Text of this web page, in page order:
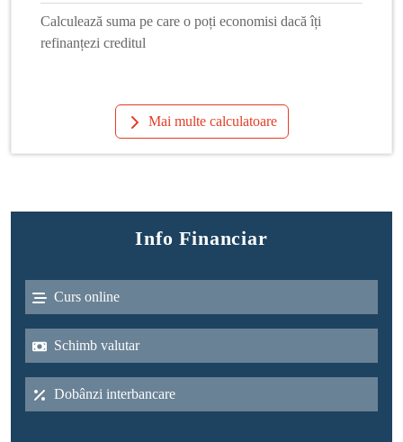
Calculează suma pe care o poți economisi dacă îți
refinanțezi creditul
Mai multe calculatoare
Info Financiar
Curs online
Schimb valutar
Dobânzi interbancare